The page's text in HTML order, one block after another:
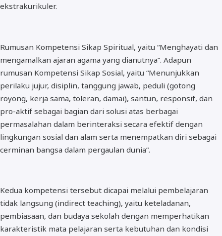
ekstrakurikuler.
Rumusan Kompetensi Sikap Spiritual, yaitu “Menghayati dan
mengamalkan ajaran agama yang dianutnya”. Adapun
rumusan Kompetensi Sikap Sosial, yaitu “Menunjukkan
perilaku jujur, disiplin, tanggung jawab, peduli (gotong
royong, kerja sama, toleran, damai), santun, responsif, dan
pro-aktif sebagai bagian dari solusi atas berbagai
permasalahan dalam berinteraksi secara efektif dengan
lingkungan sosial dan alam serta menempatkan diri sebagai
cerminan bangsa dalam pergaulan dunia”.
Kedua kompetensi tersebut dicapai melalui pembelajaran
tidak langsung (indirect teaching), yaitu keteladanan,
pembiasaan, dan budaya sekolah dengan memperhatikan
karakteristik mata pelajaran serta kebutuhan dan kondisi